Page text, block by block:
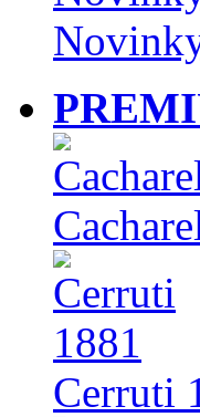
Cerruti